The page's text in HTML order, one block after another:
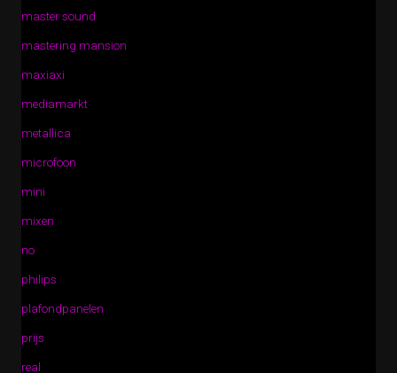
master sound
mastering mansion
maxiaxi
mediamarkt
metallica
microfoon
mini
mixen
no
philips
plafondpanelen
prijs
real